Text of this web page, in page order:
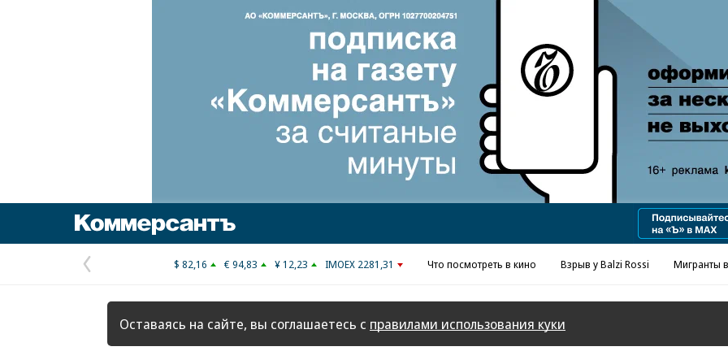
Реклама в «Ъ» www.kommersant.ru/ad
Предыдущая
страница
$ 82,16 € 94,83 ¥ 12,23 IMOEX 2281,31 Что посмотреть в кино Взрыв у Balzi Rossi Мигранты
Оставаясь на сайте, вы соглашаетесь с правилами использования куки